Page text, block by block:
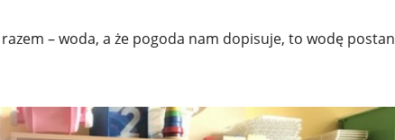
– woda, a że pogoda nam dopisuje, to wodę